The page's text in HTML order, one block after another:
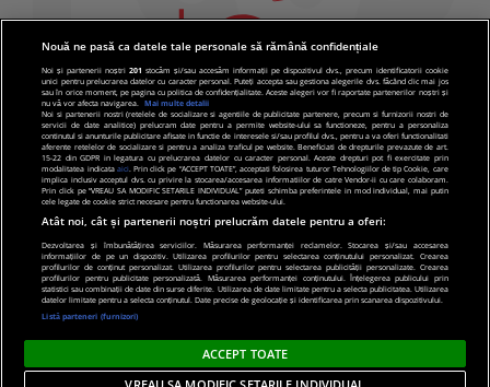
© 2019 PRO TV S.R.L |Politica de Cookie|Politica
de confidentialitate
Nouă ne pasă ca datele tale personale să rămână confidențiale
Noi și partenerii noștri201 stocăm și/sau accesăm informații pe dispozitivul dvs., precum identificatorii cookie
unici pentru prelucrarea datelor cu caracter personal. Puteți accepta sau gestiona alegerile dvs. făcând clic mai jos
sau în orice moment, pe pagina cu politica de confidențialitate. Aceste alegeri vor fi raportate partenerilor noștri și
nu vă vor afecta navigarea.
Mai multe detalii
Noi si partenerii nostri (retelele de socializare si agentiile de publicitate partenere, precum si furnizorii nostri de
servicii de date analitice) prelucram date pentru a permite website-ului sa functioneze, pentru a personaliza
continutul si anunturile publicitare afisate in functie de interesele si/sau profilul dvs., pentru a va oferi functionalitati
aferente retelelor de socializare si pentru a analiza traficul pe website. Beneficiati de drepturile prevazute de art.
15-22 din GDPR in legatura cu prelucrarea datelor cu caracter personal. Aceste drepturi pot fi exercitate prin
modalitatea indicata aici. Prin click pe “ACCEPT TOATE”, acceptati folosirea tuturor Tehnologiilor de tip Cookie, care
implica inclusiv acceptul dvs. cu privire la stocarea/accesarea informatiilor de catre Vendor-ii cu care colaboram.
Prin click pe “VREAU SA MODIFIC SETARILE INDIVIDUAL” puteti schimba preferintele in mod individual, mai putin
cele legate de cookie strict necesare pentru functionarea website-ului.
Atât noi, cât și partenerii noștri prelucrăm datele pentru a oferi:
Dezvoltarea și îmbunătățirea serviciilor. Măsurarea performanței reclamelor. Stocarea și/sau accesarea
informațiilor de pe un dispozitiv. Utilizarea profilurilor pentru selectarea conținutului personalizat. Crearea
profilurilor de conținut personalizat. Utilizarea profilurilor pentru selectarea publicității personalizate. Crearea
profilurilor pentru publicitate personalizată. Măsurarea performanței conținutului. Înțelegerea publicului prin
statistici sau combinații de date din surse diferite. Utilizarea de date limitate pentru a selecta publicitatea. Utilizarea
datelor limitate pentru a selecta conținutul. Date precise de geolocație și identificarea prin scanarea dispozitivului.
Listă parteneri (furnizori)
ACCEPT TOATE